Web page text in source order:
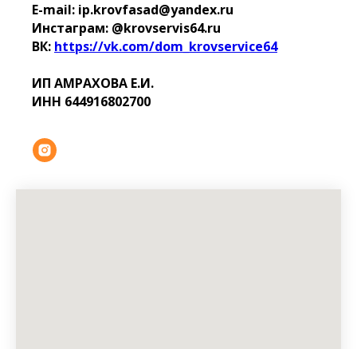
E-mail: ip.krovfasad@yandex.ru
Инстаграм: @krovservis64.ru
ВК: https://vk.com/dom_krovservice64
ИП АМРАХОВА Е.И.
ИНН 644916802700